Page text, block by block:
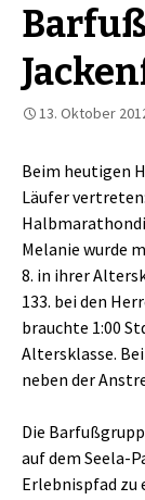
13. Oktober
Beim heutigen
Läufer
Melanie wurde
8. in ihrer
133. bei den
brauchte 1:00
Altersklasse.
neben der
Die
auf dem Seela-
Erlebnispfad zu